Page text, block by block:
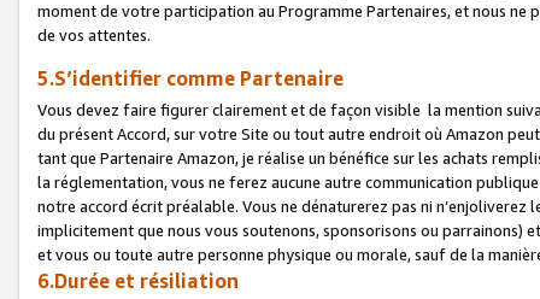
moment de votre participation au Programme Partenaires, et nous
de vos attentes.
5.S’identifier comme Partenaire
Vous devez faire figurer clairement et de façon visible la mention
du présent Accord, sur votre Site ou tout autre endroit où Amazon
tant que Partenaire Amazon, je réalise un bénéfice sur les achats
la réglementation, vous ne ferez aucune autre communication
notre accord écrit préalable. Vous ne dénaturerez pas ni
implicitement que nous vous soutenons, sponsorisons ou parrainons)
et vous ou toute autre personne physique ou morale, sauf de la
6.Durée et résiliation